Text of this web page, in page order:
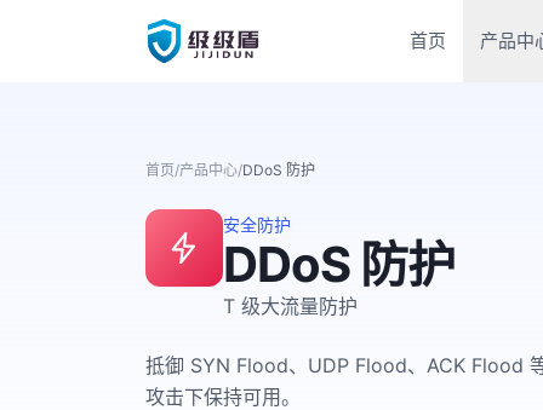
首页 产品中
首页/产品中心/DDoS 防护
安全防护
DDoS 防护
T 级大流量防护
抵御 SYN Flood、UDP Flood、ACK Flood
攻击下保持可用。